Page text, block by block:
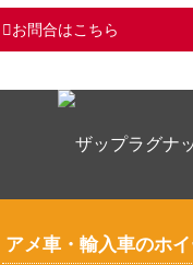
お問合はこちら
アメ車・輸入車のホ